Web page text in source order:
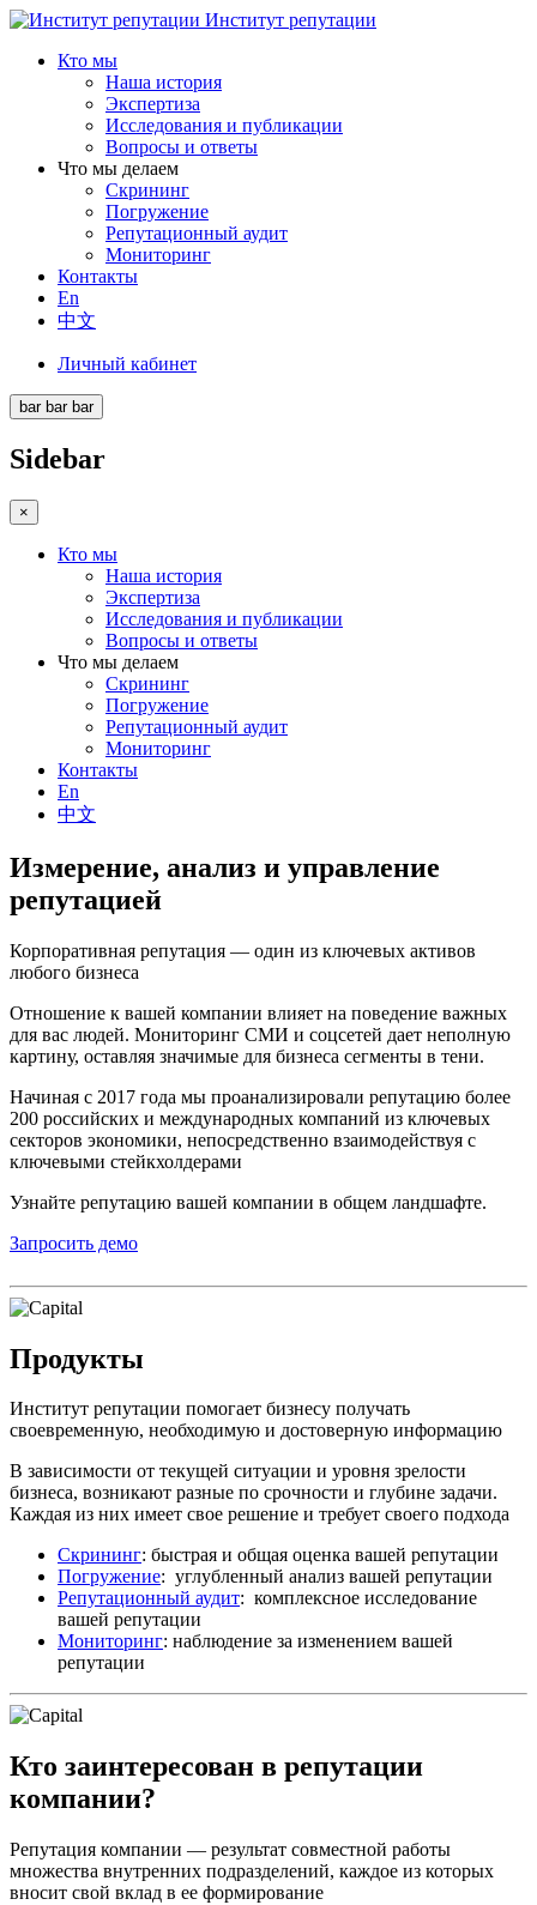
Институт репутации
Кто мы
Наша история
Экспертиза
Исследования и публикации
Вопросы и ответы
Что мы делаем
Скрининг
Погружение
Репутационный аудит
Мониторинг
Контакты
En
中文
Личный кабинет
bar bar bar
Sidebar
×
Кто мы
Наша история
Экспертиза
Исследования и публикации
Вопросы и ответы
Что мы делаем
Скрининг
Погружение
Репутационный аудит
Мониторинг
Контакты
En
中文
Измерение, анализ и управление
репутацией
Корпоративная репутация — один из ключевых активов
любого бизнеса
Отношение к вашей компании влияет на поведение важных
для вас людей. Мониторинг СМИ и соцсетей дает неполную
картину, оставляя значимые для бизнеса сегменты в тени.
Начиная с 2017 года мы проанализировали репутацию более
200 российских и международных компаний из ключевых
секторов экономики, непосредственно взаимодействуя с
ключевыми стейкхолдерами
Узнайте репутацию вашей компании в общем ландшафте.
Запросить демо
Продукты
Институт репутации помогает бизнесу получать
своевременную, необходимую и достоверную информацию
В зависимости от текущей ситуации и уровня зрелости
бизнеса, возникают разные по срочности и глубине задачи.
Каждая из них имеет свое решение и требует своего подхода
Скрининг: быстрая и общая оценка вашей репутации
Погружение: углубленный анализ вашей репутации
Репутационный аудит: комплексное исследование
вашей репутации
Мониторинг: наблюдение за изменением вашей
репутации
Кто заинтересован в репутации
компании?
Репутация компании — результат совместной работы
множества внутренних подразделений, каждое из которых
вносит свой вклад в ее формирование